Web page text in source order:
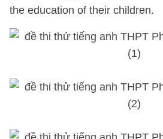
the education of their children.